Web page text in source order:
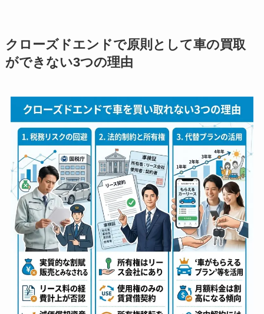
クローズドエンドで原則として車の買取
ができない3つの理由